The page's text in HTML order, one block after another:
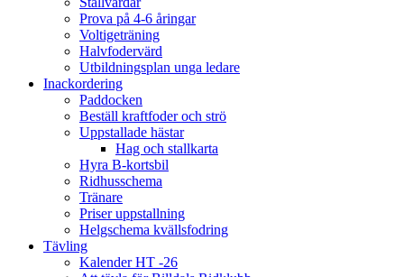
Prova på 4-6 åringar
Voltigeträning
Halvfodervärd
Utbildningsplan unga ledare
Inackordering
Paddocken
Beställ kraftfoder och strö
Uppstallade hästar
Hag och stallkarta
Hyra B-kortsbil
Ridhusschema
Tränare
Priser uppstallning
Helgschema kvällsfodring
Tävling
Kalender HT -26